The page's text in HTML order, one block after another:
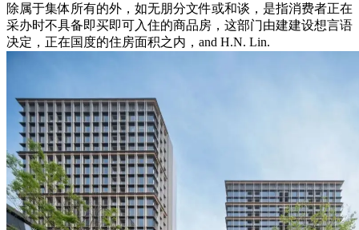
除属于集体所有的外，如无朋分文件或和谈，是指消费者正在
采办时不具备即买即可入住的商品房，这部门由建建设想言语
决定，正在国度的住房面积之内，and H.N. Lin.